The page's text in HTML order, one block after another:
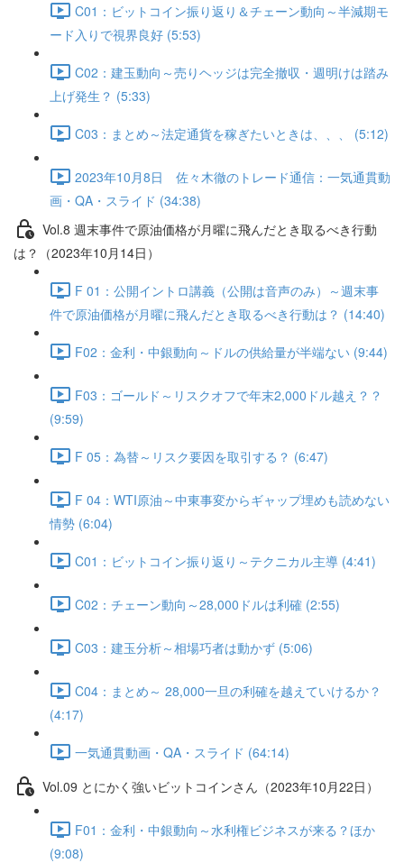
C01：ビットコイン振り返り＆チェーン動向～半減期モ
ード入りで視界良好 (5:53)
C02：建玉動向～売りヘッジは完全撤収・週明けは踏み
上げ発生？ (5:33)
C03：まとめ～法定通貨を稼ぎたいときは、、、 (5:12)
2023年10月8日 佐々木徹のトレード通信：一気通貫動
画・QA・スライド (34:38)
Vol.8 週末事件で原油価格が月曜に飛んだとき取るべき行動
は？（2023年10月14日）
F 01：公開イントロ講義（公開は音声のみ）～週末事
件で原油価格が月曜に飛んだとき取るべき行動は？ (14:40)
F02：金利・中銀動向～ドルの供給量が半端ない (9:44)
F03：ゴールド～リスクオフで年末2,000ドル越え？？
(9:59)
F 05：為替～リスク要因を取引する？ (6:47)
F 04：WTI原油～中東事変からギャップ埋めも読めない
情勢 (6:04)
C01：ビットコイン振り返り～テクニカル主導 (4:41)
C02：チェーン動向～28,000ドルは利確 (2:55)
C03：建玉分析～相場巧者は動かず (5:06)
C04：まとめ～ 28,000一旦の利確を越えていけるか？
(4:17)
一気通貫動画・QA・スライド (64:14)
Vol.09 とにかく強いビットコインさん（2023年10月22日）
F01：金利・中銀動向～水利権ビジネスが来る？ほか
(9:08)